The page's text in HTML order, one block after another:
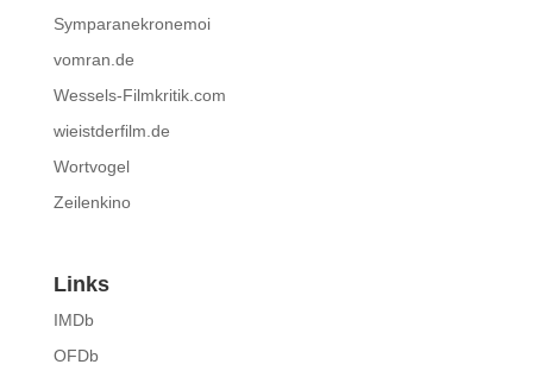
Symparanekronemoi
vomran.de
Wessels-Filmkritik.com
wieistderfilm.de
Wortvogel
Zeilenkino
Links
IMDb
OFDb